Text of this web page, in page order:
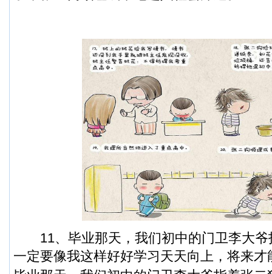
11、毕业那天，我们初中的门卫李大爷
一定要像我这样好好学习天天向上，将来